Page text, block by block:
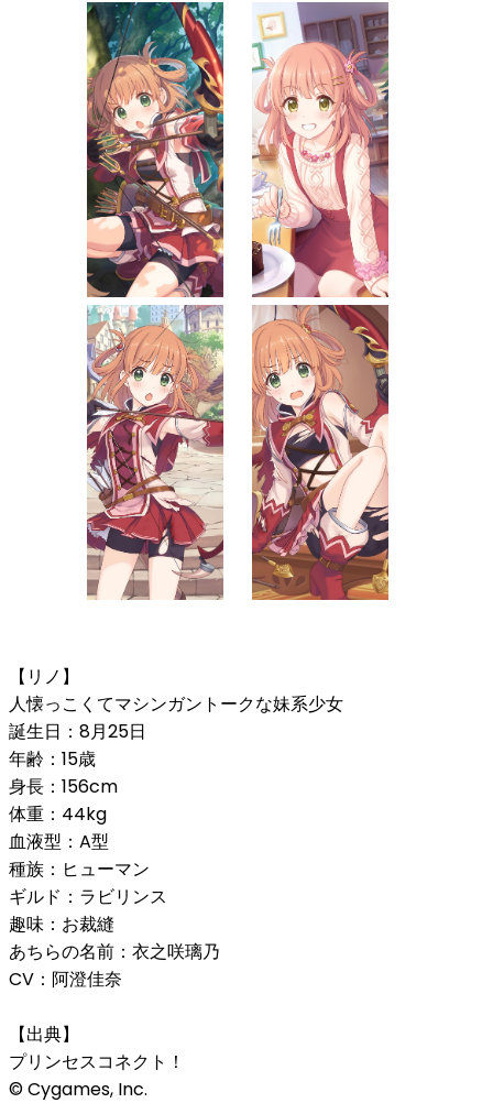
【リノ】
人懐っこくてマシンガントークな妹系少女
誕生日：8月25日
年齢：15歳
身長：156cm
体重：44kg
血液型：A型
種族：ヒューマン
ギルド：ラビリンス
趣味：お裁縫
あちらの名前：衣之咲璃乃
CV：阿澄佳奈
【出典】
プリンセスコネクト！
© Cygames, Inc.